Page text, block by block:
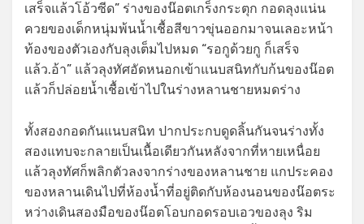
เสร็จแล้วโอ้วซีด” ร่างของน๊อตเกร็งกระตุก กอดลุงแน่น
ควยของเด็กหนุ่มพ้นน้ำเชื้อสีขาวขุ่นออกมาจนเลอะหน้า
ท้องของตัวเองกับลุงเต็มไปหมด “รอกูด้วยกู ก็เสร็จ
แล้ว.อ้า” แล้วลุงทัศอัดหนอกเข้าแนบสนิทกับก้นของน๊อต
แล้วก็ปล่อยน้ำเชื้อเข้าไปในร่างหลานชายหมดร่าง
ทั้งสองกอดกันแนบสนิท ปากประกบดูดลิ้นกันจนร่างทั้ง
สองแทบจะกลายเป็นเนื้อเดียวกันหลังจากที่หายเหนื่อย
แล้วลุงทัศก็พลิกตัวลงจากร่างของหลานชาย แกประคอง
ของหลานเดินไปที่ห้องน้ำที่อยู่ติดกับห้องนอนของน๊อตระ
หว่างเดินสองมือของน๊อตโอบกอดรอบเอวของลุง ริม